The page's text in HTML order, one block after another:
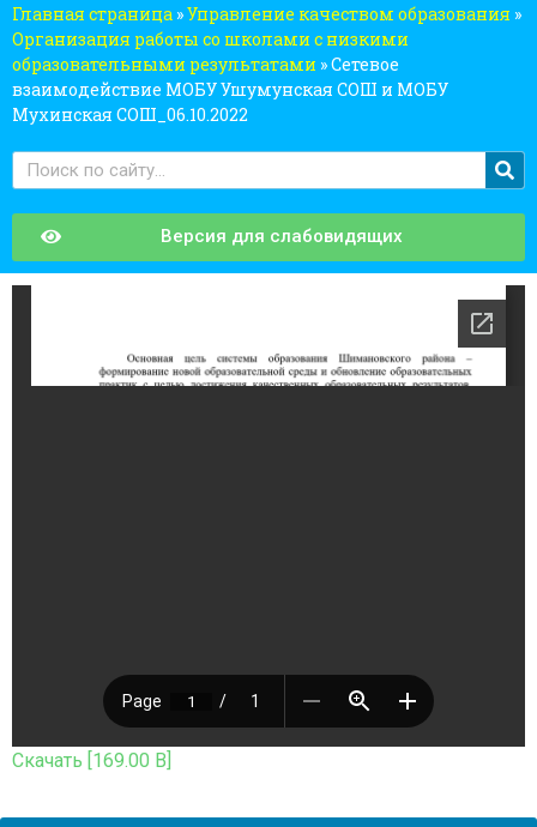
Главная страница »Управление качеством образования »
Организация работы со школами с низкими
образовательными результатами »Сетевое
взаимодействие МОБУ Ушумунская СОШ и МОБУ
Мухинская СОШ_06.10.2022
Версия для слабовидящих
Скачать [169.00 B]